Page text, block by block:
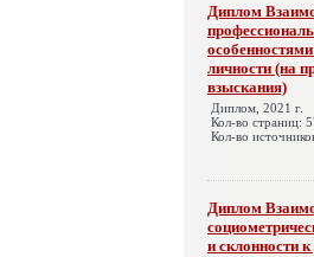
Диплом
личности (на
взыскания)
Диплом, 2021 г.
Кол-во страниц:
Кол-во
Диплом
и склонности